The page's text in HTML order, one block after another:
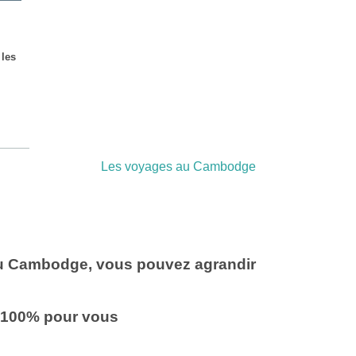
Les voyages au Cambodge
Cambodge, vous pouvez agrandir
pour vous